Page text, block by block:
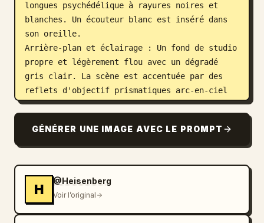
longues psychédélique à rayures noires et
blanches. Un écouteur blanc est inséré dans
son oreille.
Arrière-plan et éclairage : Un fond de studio
propre et légèrement flou avec un dégradé
gris clair. La scène est accentuée par des
reflets d'objectif prismatiques arc-en-ciel
diagonaux et des fuites de lumière douce.
artistiquement en arrière-plan. L'éclairage
est doux et professionnel, mettant en valeur
Typographie et mise en page (Sans-Serif,
blanc) :
Centre supérieur (arrière-plan) : Texte
massif et en gras indiquant " AIRPODS "
GÉNÉRER UNE IMAGE AVEC LE PROMPT
H
@Heisenberg
Voir l’original